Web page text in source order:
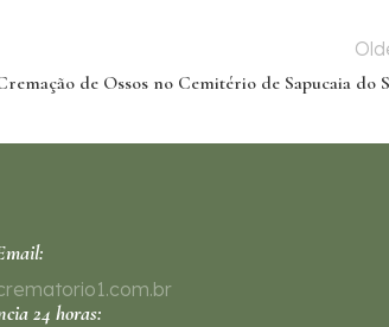
de Ossos no Cemitério de Sapucaia do
24 horas: